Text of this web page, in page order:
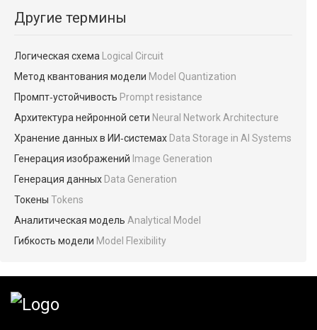
Другие термины
Логическая схема
Logical Circuit
Метод квантования модели Model Quantization
Промпт‑устойчивость Prompt resistance
Архитектура нейронной сети Neural Network Architecture
Хранение данных в ИИ‑системах Data Storage in AI Systems
Генерация изображений Image Generation
Генерация данных Data Generation
Токены Tokens
Аналитическая модель Analytical Model
Гибкость модели Model Flexibility